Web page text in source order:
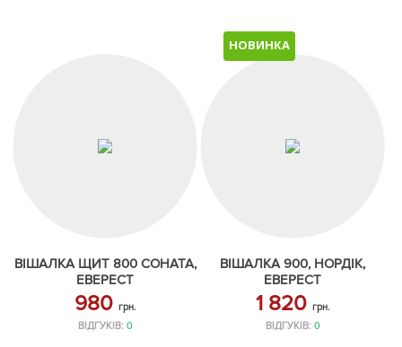
ВІШАЛКА ЩИТ 800 СОНАТА,
ЕВЕРЕСТ
980 грн.
ВІДГУКІВ: 0
НОВИНКА
ВІШАЛКА 900, НОРДІК,
ЕВЕРЕСТ
1 820 грн.
ВІДГУКІВ: 0